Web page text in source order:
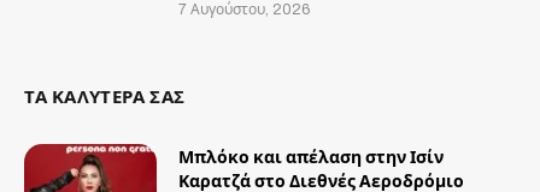
7 Αυγούστου, 2026
ΤΑ ΚΑΛΥΤΕΡΑ ΣΑΣ
Μπλόκο και απέλαση στην Ισίν
Καρατζά στο Διεθνές Αεροδρόμιο